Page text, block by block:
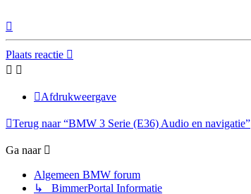
Plaats reactie
Afdrukweergave
Terug naar “BMW 3 Serie (E36) Audio en navigatie”
Ga naar
Algemeen BMW forum
↳ BimmerPortal Informatie